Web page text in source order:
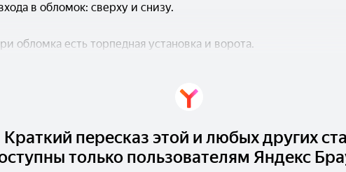
в обломок: сверху и снизу.
обломка есть торпедная установка и ворота.
Краткий пересказ этой и любых других
только пользователям Яндекс